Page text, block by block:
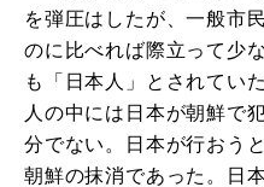
を弾圧はしたが、一般市
のに比べれば際立って少
も「日本人」とされてい
人の中には日本が朝鮮で
分でない。日本が行おう
朝鮮の抹消であった。日